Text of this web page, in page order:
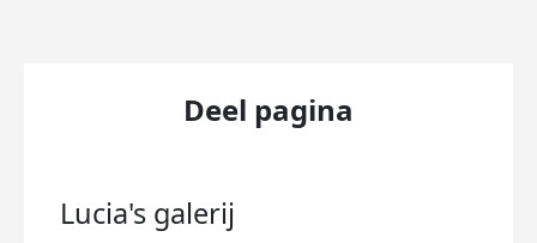
Deel pagina
Lucia's galerij